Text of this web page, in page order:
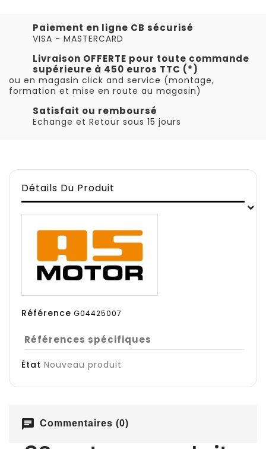
Paiement en ligne CB sécurisé
VISA - MASTERCARD
Livraison OFFERTE pour toute commande
supérieure à 450 euros TTC (*)
ou en magasin click and service (montage,
formation et mise en route au magasin)
Satisfait ou remboursé
Echange et Retour sous 15 jours
Détails Du Produit
Référence G04425007
Références spécifiques
État Nouveau produit
chat Commentaires (0)